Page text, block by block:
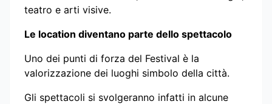
teatro e arti visive.
Le location diventano parte dello spettacolo
Uno dei punti di forza del Festival è la
valorizzazione dei luoghi simbolo della città.
Gli spettacoli si svolgeranno infatti in alcune